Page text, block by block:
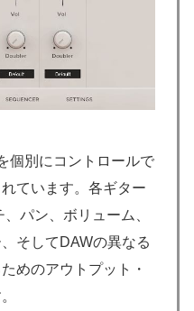
個別にコントロールで
ています。各ギター
パン、ボリューム、
そしてDAWの異なる
めのアウトプット・